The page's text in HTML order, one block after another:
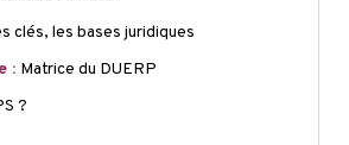
clés, les bases juridiques
: Matrice du DUERP
?